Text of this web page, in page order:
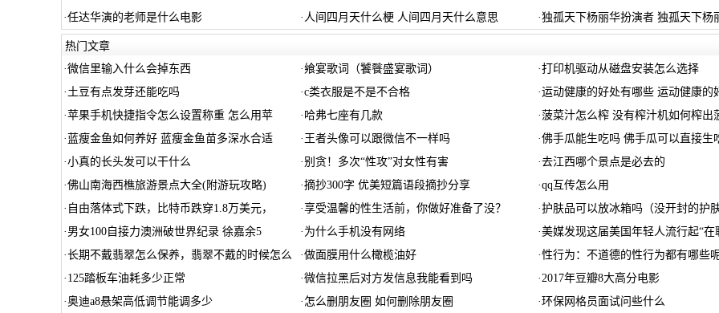
·任达华演的老师是什么电影 · 人间四月天什么梗 人间四月天什么意思 ·独孤天下杨丽华扮演者 独孤天下杨
热门文章
·微信里输入什么会掉东西 ·飨宴歌词（饕餮盛宴歌词） ·打印机驱动从磁盘安装怎么选择
· 土豆有点发芽还能吃吗 ·c类衣服是不是不合格 ·运动健康的好处有哪些 运动健康的
·苹果手机快捷指令怎么设置称重 怎么用苹 · 哈弗七座有几款 ·菠菜汁怎么榨 没有榨汁机如何榨出
· 蓝瘦金鱼如何养好 蓝瘦金鱼苗多深水合适 · 王者头像可以跟微信不一样吗 ·佛手瓜能生吃吗 佛手瓜可以直接生
·小真的长头发可以干什么 ·别贪！多次“性攻”对女性有害 ·去江西哪个景点是必去的
·佛山南海西樵旅游景点大全(附游玩攻略) ·摘抄300字 优美短篇语段摘抄分享 ·qq互传怎么用
· 自由落体式下跌，比特币跌穿1.8万美元， ·享受温馨的性生活前，你做好准备了没？ ·护肤品可以放冰箱吗（没开封的护
· 男女100自接力澳洲破世界纪录 徐嘉余5 · 为什么手机没有网络 ·美媒发现这届美国年轻人流行起“在
·长期不戴翡翠怎么保养，翡翠不戴的时候怎么 ·做面膜用什么橄榄油好 ·性行为：不道德的性行为都有哪些
· 125踏板车油耗多少正常 ·微信拉黑后对方发信息我能看到吗 ·2017年豆瓣8大高分电影
·奥迪a8悬架高低调节能调多少 · 怎么删朋友圈 如何删除朋友圈 ·环保网格员面试问些什么